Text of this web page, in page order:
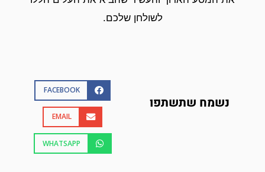
לשולחן שלכם.
נשמח שתשתפו
FACEBOOK
EMAIL
WHATSAPP